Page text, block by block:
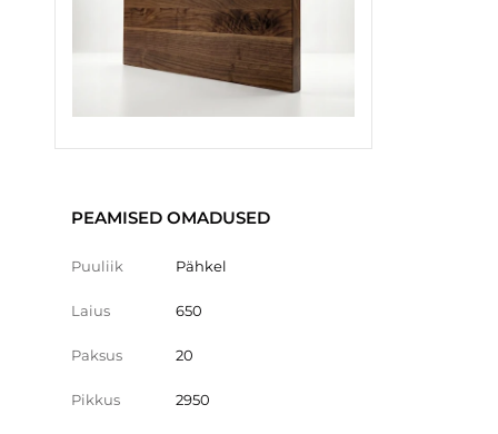
PEAMISED OMADUSED
Puuliik Pähkel
Laius 650
Paksus 20
Pikkus 2950